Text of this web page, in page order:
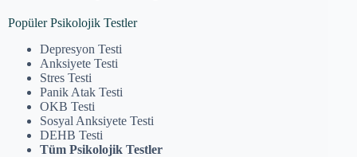
Popüler Psikolojik Testler
Depresyon Testi
Anksiyete Testi
Stres Testi
Panik Atak Testi
OKB Testi
Sosyal Anksiyete Testi
DEHB Testi
Tüm Psikolojik Testler